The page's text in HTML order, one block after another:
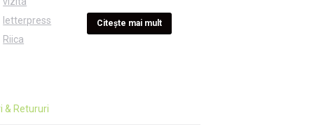
Citește mai mult
& Retururi